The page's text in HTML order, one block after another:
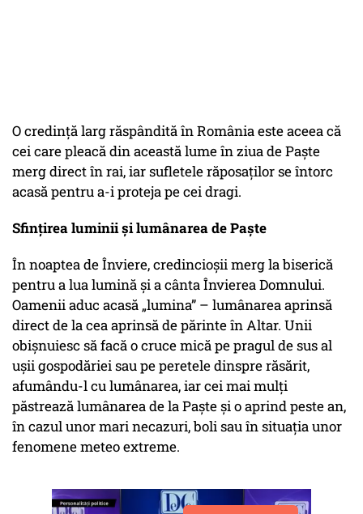
O credință larg răspândită în România este aceea că
cei care pleacă din această lume în ziua de Paște
merg direct în rai, iar sufletele răposaților se întorc
acasă pentru a-i proteja pe cei dragi.
Sfințirea luminii și lumânarea de Paște
În noaptea de Înviere, credincioșii merg la biserică
pentru a lua lumină și a cânta Învierea Domnului.
Oamenii aduc acasă „lumina” – lumânarea aprinsă
direct de la cea aprinsă de părinte în Altar. Unii
obişnuiesc să facă o cruce mică pe pragul de sus al
ușii gospodăriei sau pe peretele dinspre răsărit,
afumându-l cu lumânarea, iar cei mai mulţi
păstrează lumânarea de la Paște și o aprind peste an,
în cazul unor mari necazuri, boli sau în situația unor
fenomene meteo extreme.